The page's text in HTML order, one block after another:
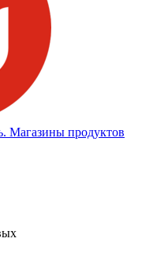
Магазины продуктов